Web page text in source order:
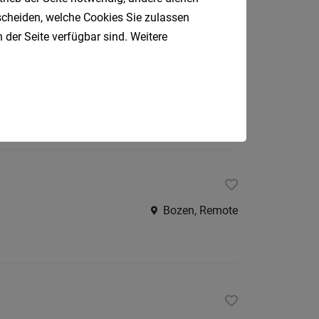
Istighofen, Schweiz
Bozen, Remote
welche Cookies Sie zulassen
Seite verfügbar sind. Weitere